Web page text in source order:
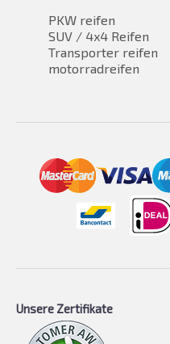
PKW reifen
SUV / 4x4 Reifen
Transporter reifen
motorradreifen
Unsere Zertifikate